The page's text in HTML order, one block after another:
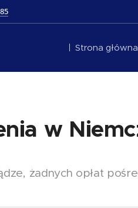
Strona główna
w
żadnych opłat